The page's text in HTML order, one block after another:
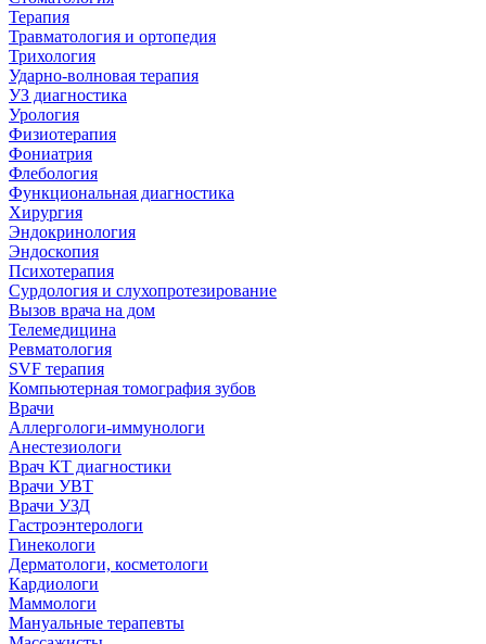
Терапия
Травматология и ортопедия
Трихология
Ударно-волновая терапия
УЗ диагностика
Урология
Физиотерапия
Фониатрия
Флебология
Функциональная диагностика
Хирургия
Эндокринология
Эндоскопия
Психотерапия
Сурдология и слухопротезирование
Вызов врача на дом
Телемедицина
Ревматология
SVF терапия
Компьютерная томография зубов
Врачи
Аллергологи-иммунологи
Анестезиологи
Врач КТ диагностики
Врачи УВТ
Врачи УЗД
Гастроэнтерологи
Гинекологи
Дерматологи, косметологи
Кардиологи
Маммологи
Мануальные терапевты